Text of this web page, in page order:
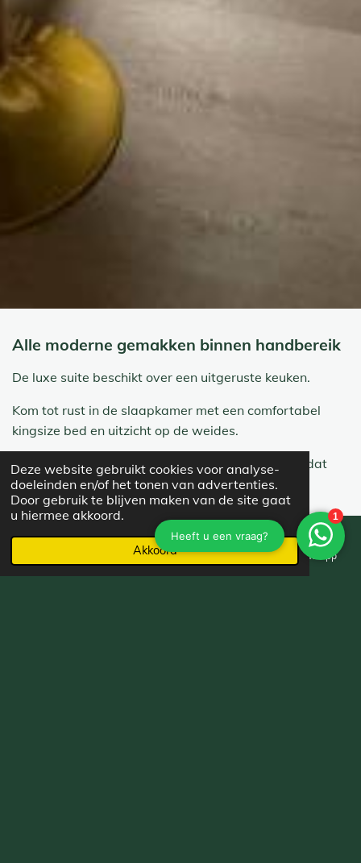
Deze website gebruikt cookies voor analyse-
doeleinden en/of het tonen van advertenties.
Door gebruik te blijven maken van de site gaat
u hiermee akkoord.
Akkoord
Alle moderne gemakken binnen handbereik
De luxe suite beschikt over een uitgeruste keuken.
Kom tot rust in de slaapkamer met een comfortabel
kingsize bed en uitzicht op de weides.
Geniet van de warme sfeer en het knusse gevoel dat
deze suite biedt.
Telefoonnummer Kaart WhatsApp